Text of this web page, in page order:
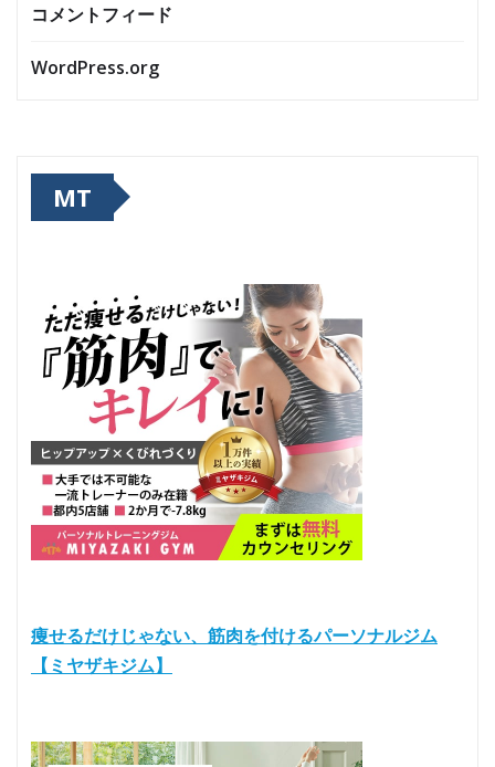
コメントフィード
WordPress.org
MT
痩せるだけじゃない、筋肉を付けるパーソナルジム
【ミヤザキジム】